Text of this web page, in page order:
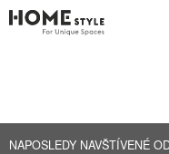
NAPOSLEDY NAVŠTÍVENÉ